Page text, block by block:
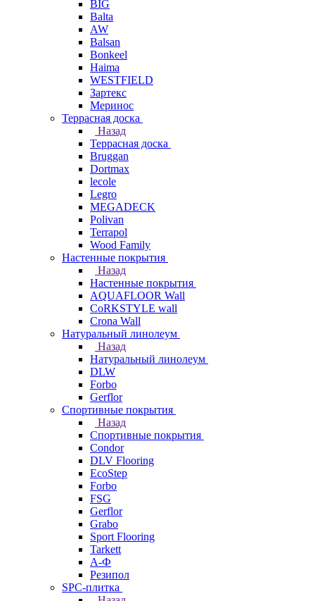
BIG
Balta
AW
Balsan
Bonkeel
Haima
WESTFIELD
Зартекс
Меринос
Террасная доска
Назад
Террасная доска
Bruggan
Dortmax
lecole
Legro
MEGADECK
Polivan
Terrapol
Wood Family
Настенные покрытия
Назад
Настенные покрытия
AQUAFLOOR Wall
CoRKSTYLE wall
Crona Wall
Натуральный линолеум
Назад
Натуральный линолеум
DLW
Forbo
Gerflor
Спортивные покрытия
Назад
Спортивные покрытия
Condor
DLV Flooring
EcoStep
Forbo
FSG
Gerflor
Grabo
Sport Flooring
Tarkett
А-Ф
Резипол
SPC-плитка